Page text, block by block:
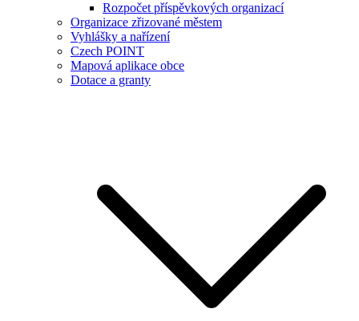
Rozpočet příspěvkových organizací
Organizace zřizované městem
Vyhlášky a nařízení
Czech POINT
Mapová aplikace obce
Dotace a granty